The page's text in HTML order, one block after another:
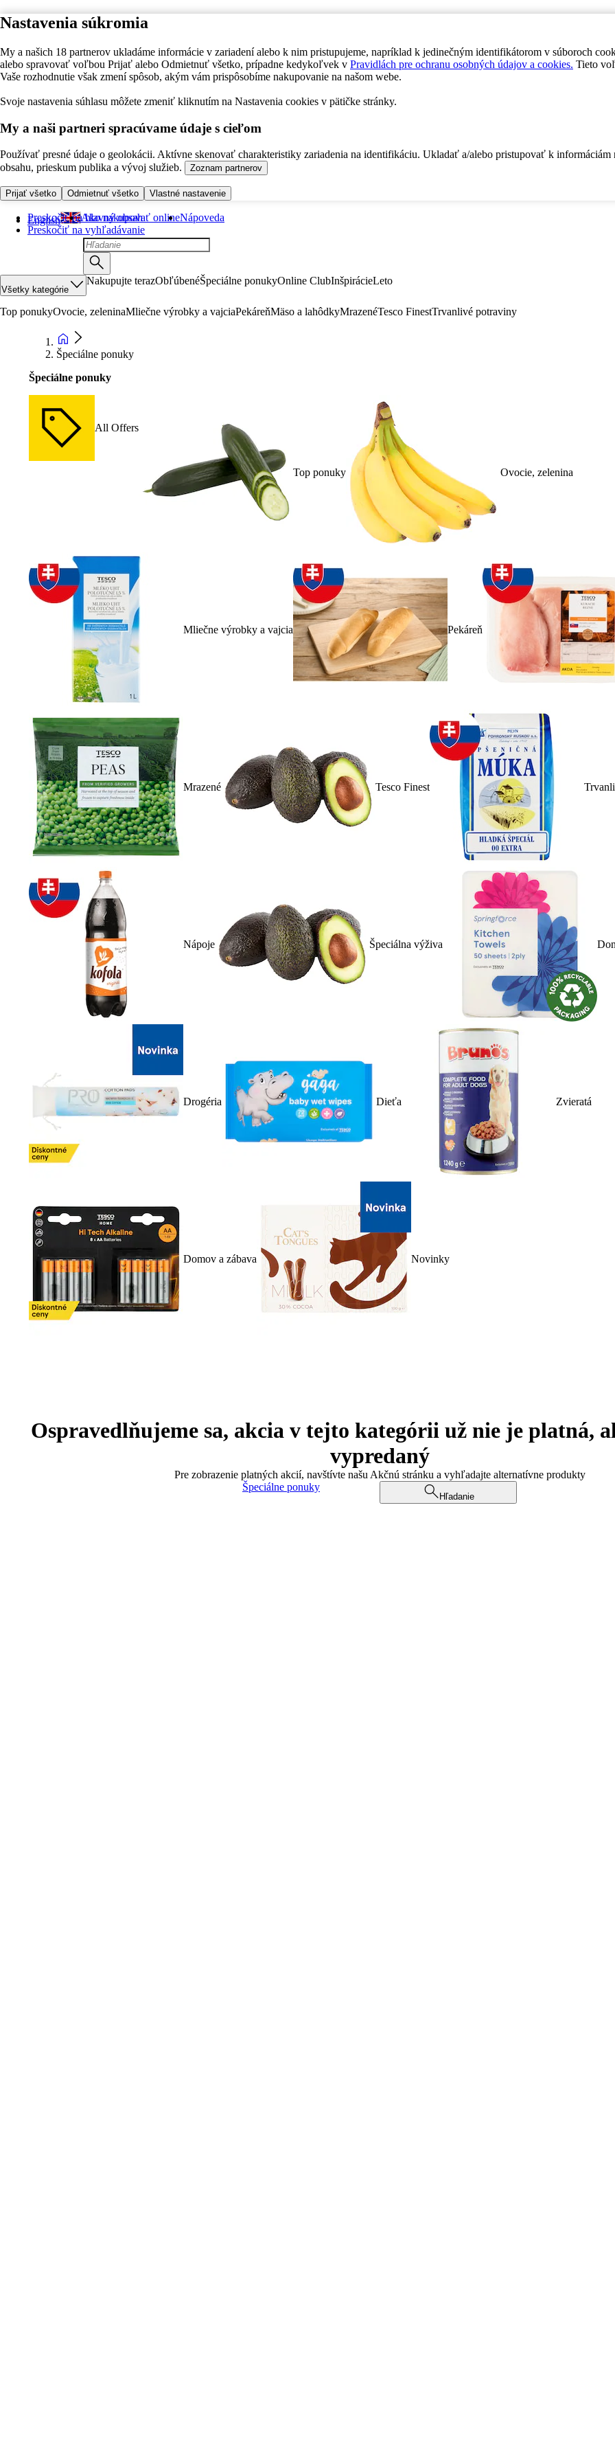
Nastavenia súkromia
My a našich 18 partnerov ukladáme informácie v zariadení alebo k nim pristupujeme, napríklad k jedinečným identifikátorom v súboroch
alebo spravovať voľbou Prijať alebo Odmietnuť všetko, prípadne kedykoľvek v Pravidlách pre ochranu osobných údajov a cookies. Tieto
Vaše rozhodnutie však zmení spôsob, akým vám prispôsobíme nakupovanie na našom webe.
Svoje nastavenia súhlasu môžete zmeniť kliknutím na Nastavenia cookies v pätičke stránky.
My a naši partneri spracúvame údaje s cieľom
Používať presné údaje o geolokácii. Aktívne skenovať charakteristiky zariadenia na identifikáciu. Ukladať a/alebo pristupovať k informáciám
obsahu, prieskum publika a vývoj služieb.
Zoznam partnerov
Prijať všetko Odmietnuť všetko Vlastné nastavenie
Preskočiť na hlavný obsah
Preskočiť na vyhľadávanie
English Ako nakupovať onlineNápoveda
Všetky kategórie
Nakupujte terazObľúbenéŠpeciálne ponukyOnline ClubInšpirácieLeto
Top ponukyOvocie, zeleninaMliečne výrobky a vajciaPekáreňMäso a lahôdkyMrazenéTesco FinestTrvanlivé potraviny
Špeciálne ponuky
Špeciálne ponuky
All Offers
Top ponuky Ovocie, zelenina
Mliečne výrobky a vajcia Pekáreň
Mrazené Tesco Finest
Nápoje Špeciálna výživa
Drogéria Dieťa Zvieratá
Domov a zábava Novinky
Ospravedlňujeme sa, akcia v tejto kategórii už nie je platná,
vypredaný
Pre zobrazenie platných akcií, navštívte našu Akčnú stránku a vyhľadajte alternatívne produkty
Špeciálne ponuky
Hľadanie